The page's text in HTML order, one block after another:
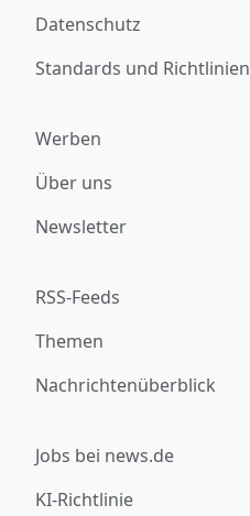
Datenschutz
Standards und Richtlinien
Werben
Über uns
Newsletter
RSS-Feeds
Themen
Nachrichtenüberblick
Jobs bei news.de
KI-Richtlinie